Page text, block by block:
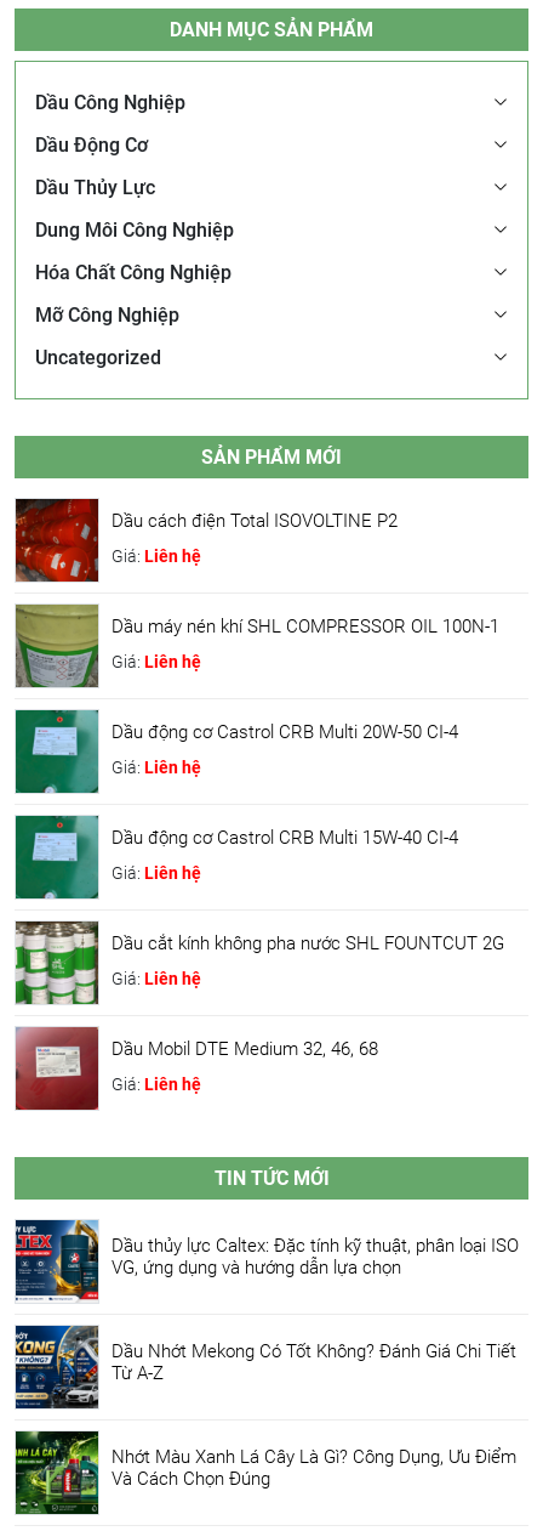
DANH MỤC SẢN PHẨM
Dầu Công Nghiệp
Dầu Động Cơ
Dầu Thủy Lực
Dung Môi Công Nghiệp
Hóa Chất Công Nghiệp
Mỡ Công Nghiệp
Uncategorized
SẢN PHẨM MỚI
Dầu cách điện Total ISOVOLTINE P2
Giá: Liên hệ
Dầu máy nén khí SHL COMPRESSOR OIL 100N-1
Giá: Liên hệ
Dầu động cơ Castrol CRB Multi 20W-50 CI-4
Giá: Liên hệ
Dầu động cơ Castrol CRB Multi 15W-40 CI-4
Giá: Liên hệ
Dầu cắt kính không pha nước SHL FOUNTCUT 2G
Giá: Liên hệ
Dầu Mobil DTE Medium 32, 46, 68
Giá: Liên hệ
TIN TỨC MỚI
Dầu thủy lực Caltex: Đặc tính kỹ thuật, phân loại ISO
VG, ứng dụng và hướng dẫn lựa chọn
Dầu Nhớt Mekong Có Tốt Không? Đánh Giá Chi Tiết
Từ A-Z
Nhớt Màu Xanh Lá Cây Là Gì? Công Dụng, Ưu Điểm
Và Cách Chọn Đúng